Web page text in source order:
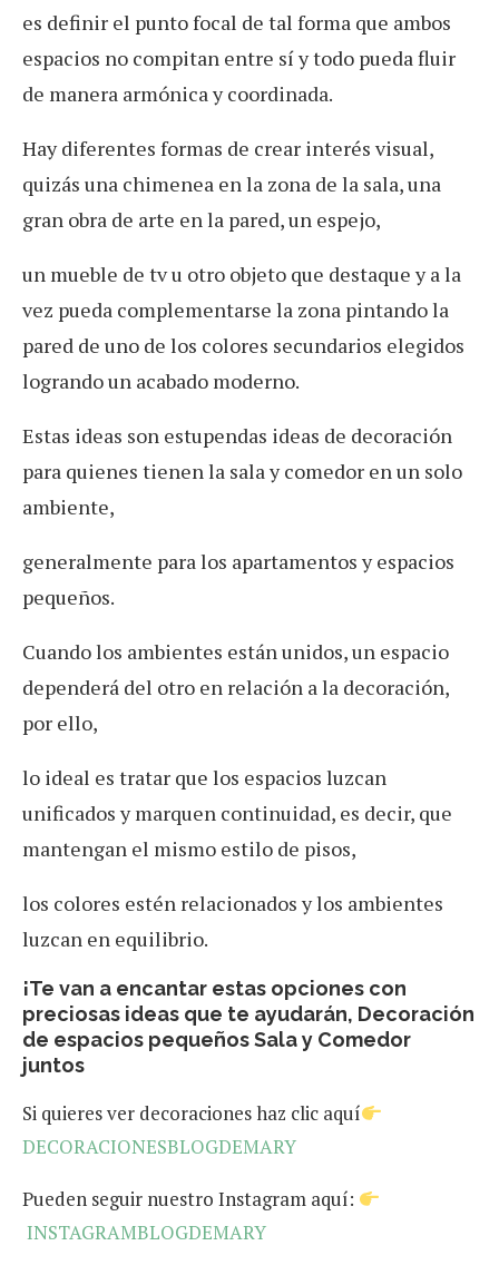
es definir el punto focal de tal forma que ambos
espacios no compitan entre sí y todo pueda fluir
de manera armónica y coordinada.
Hay diferentes formas de crear interés visual,
quizás una chimenea en la zona de la sala, una
gran obra de arte en la pared, un espejo,
un mueble de tv u otro objeto que destaque y a la
vez pueda complementarse la zona pintando la
pared de uno de los colores secundarios elegidos
logrando un acabado moderno.
Estas ideas son estupendas ideas de decoración
para quienes tienen la sala y comedor en un solo
ambiente,
generalmente para los apartamentos y espacios
pequeños.
Cuando los ambientes están unidos, un espacio
dependerá del otro en relación a la decoración,
por ello,
lo ideal es tratar que los espacios luzcan
unificados y marquen continuidad, es decir, que
mantengan el mismo estilo de pisos,
los colores estén relacionados y los ambientes
luzcan en equilibrio.
¡Te van a encantar estas opciones con
preciosas ideas que te ayudarán, Decoración
de espacios pequeños Sala y Comedor
juntos
Si quieres ver decoraciones haz clic aquí
DECORACIONESBLOGDEMARY
Pueden seguir nuestro Instagram aquí:
INSTAGRAMBLOGDEMARY